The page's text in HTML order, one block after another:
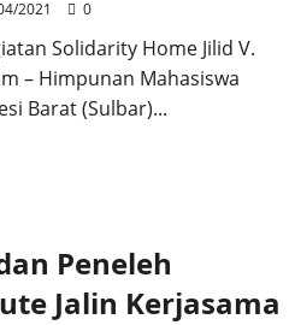
2021 0
Solidarity Home Jilid V.
– Himpunan Mahasiswa
Barat (Sulbar)...
Peneleh
Jalin Kerjasama